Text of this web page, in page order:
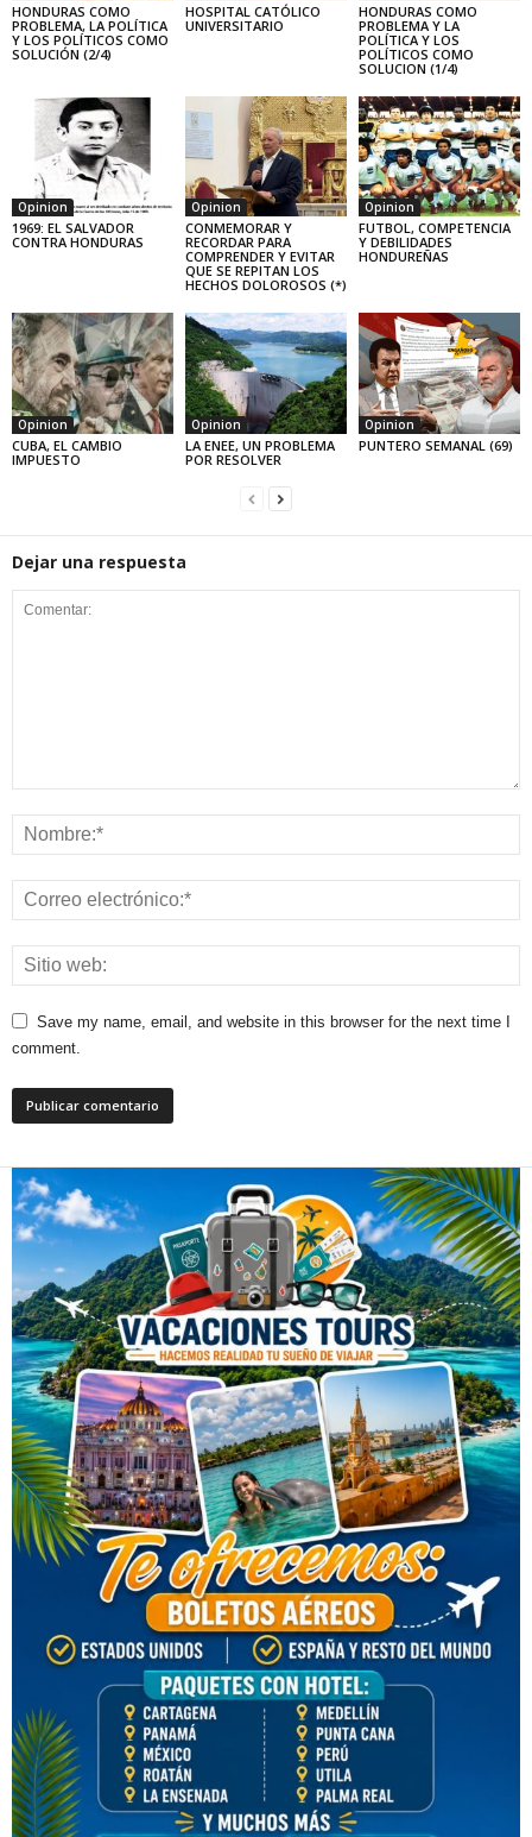
HONDURAS COMO
PROBLEMA, LA POLÍTICA
Y LOS POLÍTICOS COMO
SOLUCIÓN (2/4)
HOSPITAL CATÓLICO
UNIVERSITARIO
HONDURAS COMO
PROBLEMA Y LA
POLÍTICA Y LOS
POLÍTICOS COMO
SOLUCION (1/4)
Opinion
1969: EL SALVADOR
CONTRA HONDURAS
Opinion
CONMEMORAR Y
RECORDAR PARA
COMPRENDER Y EVITAR
QUE SE REPITAN LOS
HECHOS DOLOROSOS (*)
Opinion
FUTBOL, COMPETENCIA
Y DEBILIDADES
HONDUREÑAS
Opinion
CUBA, EL CAMBIO
IMPUESTO
Opinion
LA ENEE, UN PROBLEMA
POR RESOLVER
Opinion
PUNTERO SEMANAL (69)
Dejar una respuesta
Save my name, email, and website in this browser for the next time I
comment.